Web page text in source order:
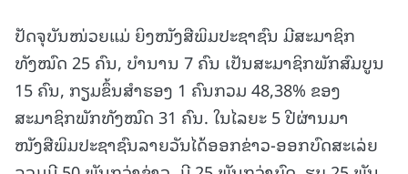
ປັດຈຸບັນໜ່ວຍແມ່ ຍິງໜັງສືພິມປະຊາຊົນ ມີສະມາຊິກ
ທັງໝົດ 25 ຄົນ, ບໍານານ 7 ຄົນ ເປັນສະມາຊິກພັກສົມບູນ
15 ຄົນ, ກຽມຂຶ້ນສຳຮອງ 1 ຄົນກວມ 48,38% ຂອງ
ສະມາຊິກພັກທັງໝົດ 31 ຄົນ. ໃນໄລຍະ 5 ປີຜ່ານມາ
ໜັງສືພິມປະຊາຊົນລາຍວັນໄດ້ອອກຂ່າວ-ອອກບົດສະເລ່ຍ